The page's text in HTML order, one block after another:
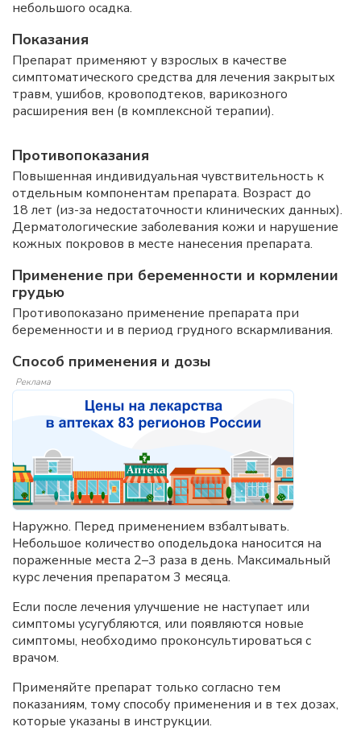
небольшого осадка.
Показания
Препарат применяют у взрослых в качестве
симптоматического средства для лечения закрытых
травм, ушибов, кровоподтеков, варикозного
расширения вен (в комплексной терапии).
Противопоказания
Повышенная индивидуальная чувствительность к
отдельным компонентам препарата. Возраст до
18 лет (из-за недостаточности клинических данных).
Дерматологические заболевания кожи и нарушение
кожных покровов в месте нанесения препарата.
Применение при беременности и кормлении
грудью
Противопоказано применение препарата при
беременности и в период грудного вскармливания.
Способ применения и дозы
Реклама
Наружно. Перед применением взбалтывать.
Небольшое количество оподельдока наносится на
пораженные места 2–3 раза в день. Максимальный
курс лечения препаратом 3 месяца.
Если после лечения улучшение не наступает или
симптомы усугубляются, или появляются новые
симптомы, необходимо проконсультироваться с
врачом.
Применяйте препарат только согласно тем
показаниям, тому способу применения и в тех дозах,
которые указаны в инструкции.